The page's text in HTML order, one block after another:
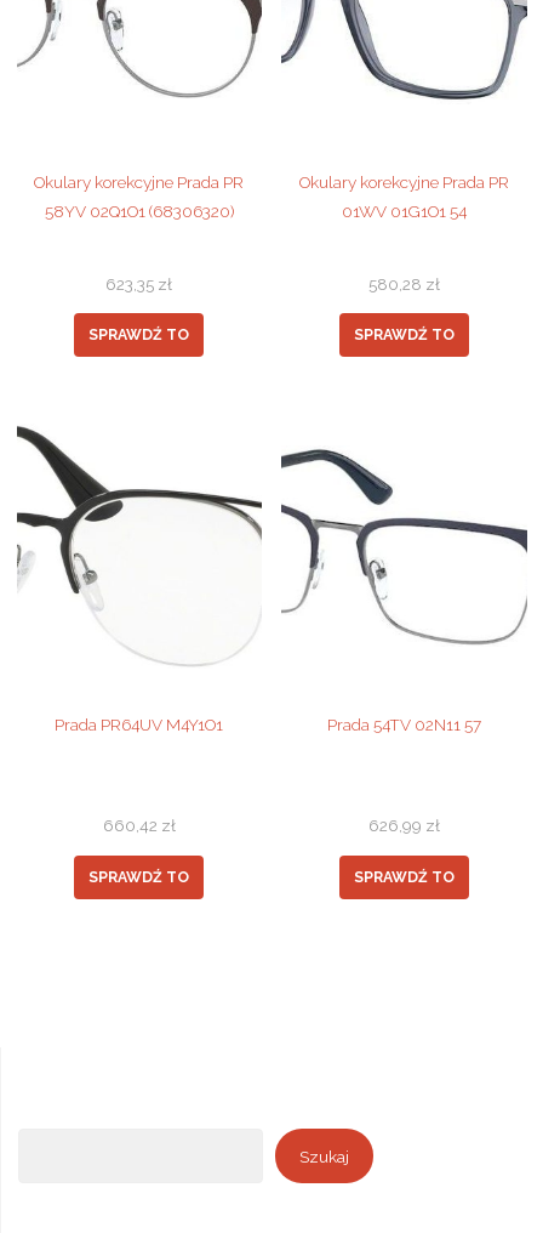
Okulary korekcyjne Prada PR
58YV 02Q1O1 (68306320)
623,35 zł
SPRAWDŹ TO
Okulary korekcyjne Prada PR
01WV 01G1O1 54
580,28 zł
SPRAWDŹ TO
Prada PR64UV M4Y1O1
660,42 zł
SPRAWDŹ TO
Prada 54TV 02N11 57
626,99 zł
SPRAWDŹ TO
Szukaj